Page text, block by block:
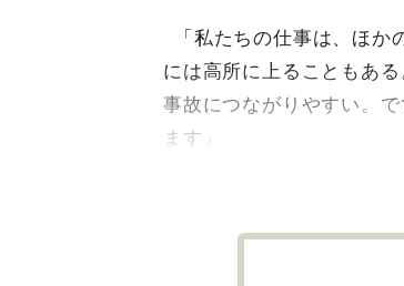
「私たちの仕事は、ほ
には高所に上ることもあ
事故につながりやすい。
ます」